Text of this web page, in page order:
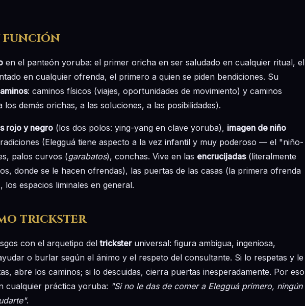
función
en el panteón yoruba: el primer oricha en ser saludado en cualquier ritual, el
en cualquier ofrenda, el primero a quien se piden bendiciones. Su
: caminos físicos (viajes, oportunidades de movimiento) y caminos
los demás orichas, a las soluciones, a las posibilidades).
rojo y negro (los dos polos: ying-yang en clave yoruba), imagen de niño
(Elegguá tiene aspecto a la vez infantil y muy poderoso — el "niño-
palos curvos (garabatos), conchas. Vive en las encrucijadas(literalmente
donde se le hacen ofrendas), las puertas de las casas (la primera ofrenda
espacios liminales en general.
trickster
con el arquetipo deltricksteruniversal: figura ambigua, ingeniosa,
o burlar según el ánimo y el respeto del consultante. Si lo respetas y le
abre los caminos; si lo descuidas, cierra puertas inesperadamente. Por eso
cualquier práctica yoruba: "Si no le das de comer a Elegguá primero, ningún
.